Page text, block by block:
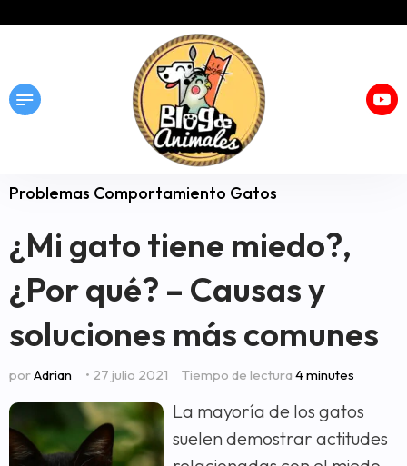
Problemas Comportamiento Gatos
¿Mi gato tiene miedo?,
¿Por qué? – Causas y
soluciones más comunes
porAdrian • 27 julio 2021 Tiempo de lectura 4 minutes
La mayoría de los gatos
suelen demostrar actitudes